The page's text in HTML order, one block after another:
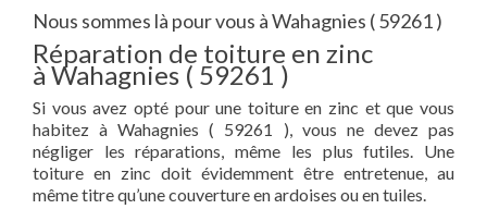
Nous sommes là pour vous à Wahagnies ( 59261 )
Réparation de toiture en zinc
à Wahagnies ( 59261 )
Si vous avez opté pour une toiture en zinc et que vous
habitez à Wahagnies ( 59261 ), vous ne devez pas
négliger les réparations, même les plus futiles. Une
toiture en zinc doit évidemment être entretenue, au
même titre qu’une couverture en ardoises ou en tuiles.